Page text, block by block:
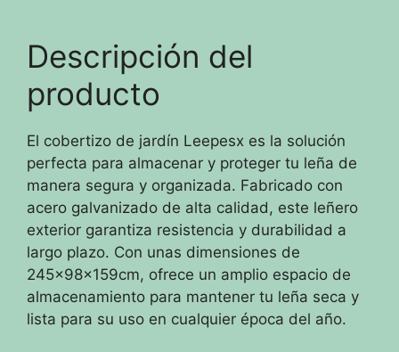
Descripción del
producto
El cobertizo de jardín Leepesx es la solución
perfecta para almacenar y proteger tu leña de
manera segura y organizada. Fabricado con
acero galvanizado de alta calidad, este leñero
exterior garantiza resistencia y durabilidad a
largo plazo. Con unas dimensiones de
245x98x159cm, ofrece un amplio espacio de
almacenamiento para mantener tu leña seca y
lista para su uso en cualquier época del año.